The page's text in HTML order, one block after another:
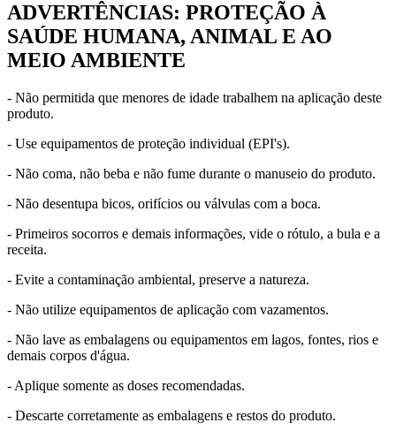
ADVERTÊNCIAS: PROTEÇÃO À
SAÚDE HUMANA, ANIMAL E AO
MEIO AMBIENTE
- Não permitida que menores de idade trabalhem na aplicação deste
produto.
- Use equipamentos de proteção individual (EPI's).
- Não coma, não beba e não fume durante o manuseio do produto.
- Não desentupa bicos, orifícios ou válvulas com a boca.
- Primeiros socorros e demais informações, vide o rótulo, a bula e a
receita.
- Evite a contaminação ambiental, preserve a natureza.
- Não utilize equipamentos de aplicação com vazamentos.
- Não lave as embalagens ou equipamentos em lagos, fontes, rios e
demais corpos d'água.
- Aplique somente as doses recomendadas.
- Descarte corretamente as embalagens e restos do produto.